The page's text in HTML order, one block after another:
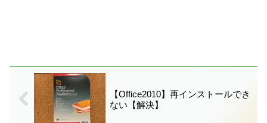
【Office2010】再インストールでき
ない【解決】